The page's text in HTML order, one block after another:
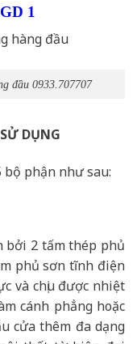
1
đầu 0933.707707
DỤNG
bộ phận như sau:
bởi 2 tấm thép phủ
phủ sơn tĩnh điện
và chịu được nhiệt
cánh phẳng hoặc
cửa thêm đa dạng